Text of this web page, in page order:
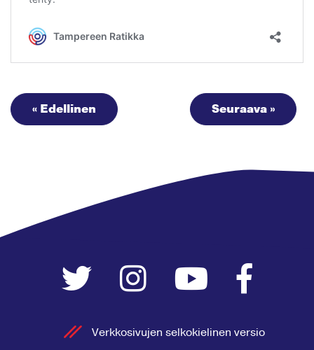
Seuraava »
« Edellinen
Verkkosivujen selkokielinen versio